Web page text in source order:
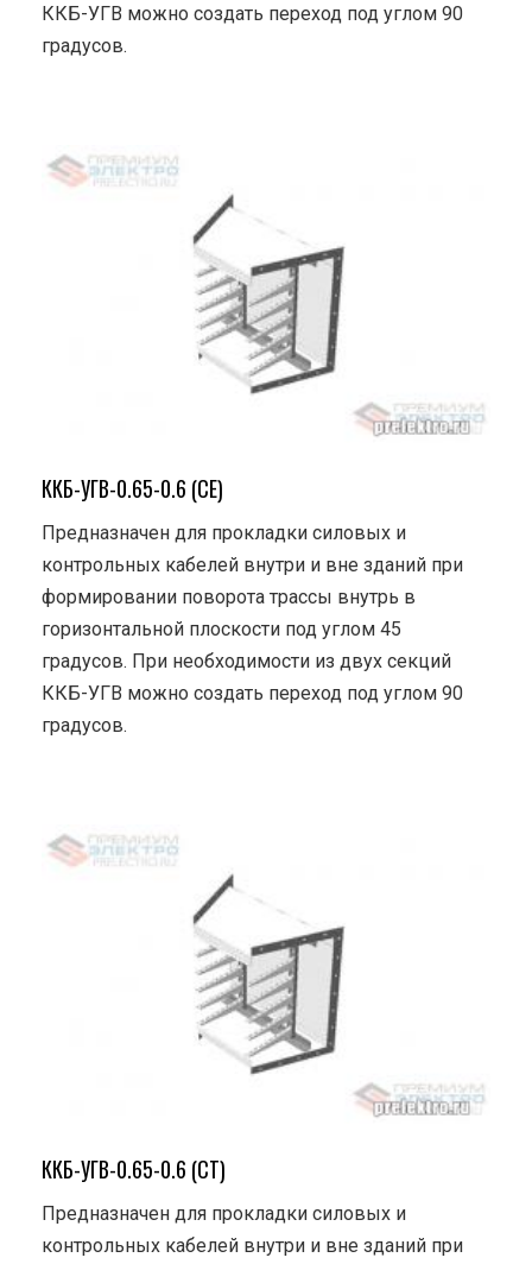
ККБ-УГВ можно создать переход под углом 90
градусов.
ККБ-УГВ-0.65-0.6 (СЕ)
Предназначен для прокладки силовых и
контрольных кабелей внутри и вне зданий при
формировании поворота трассы внутрь в
горизонтальной плоскости под углом 45
градусов. При необходимости из двух секций
ККБ-УГВ можно создать переход под углом 90
градусов.
ККБ-УГВ-0.65-0.6 (СТ)
Предназначен для прокладки силовых и
контрольных кабелей внутри и вне зданий при